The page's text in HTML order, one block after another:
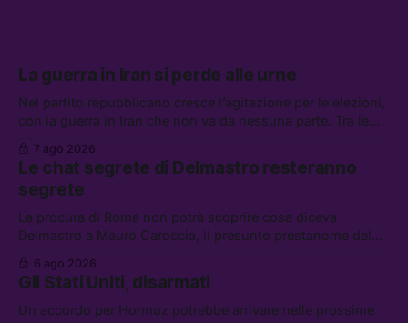
La guerra in Iran si perde alle urne
Nel partito repubblicano cresce l’agitazione per le elezioni,
con la guerra in Iran che non va da nessuna parte. Tra le
lavoro, Schlein prova a mettere in sicurezza la coalizione, e
che cos’è lo “Spiralismo,” la religione degli agenti IA
7 ago 2026
Le chat segrete di Delmastro resteranno
segrete
La procura di Roma non potrà scoprire cosa diceva
Delmastro a Mauro Caroccia, il presunto prestanome del
attacchi in Libano, il governo chiederà 36 miliardi di
flessibilità in armi e energia, e Grokipedia è già stata
abbandonata
6 ago 2026
Gli Stati Uniti, disarmati
Un accordo per Hormuz potrebbe arrivare nelle prossime